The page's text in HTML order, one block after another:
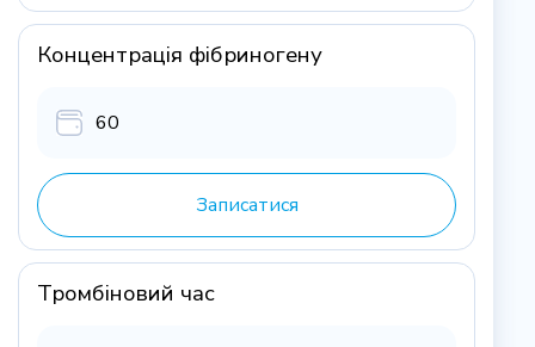
Концентрація фібриногену
60
Записатися
Тромбіновий час